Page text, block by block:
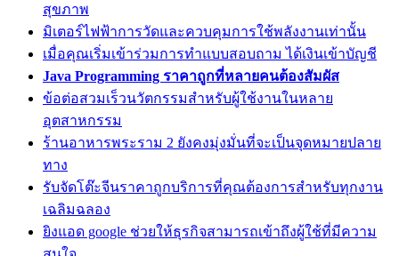
สุขภาพ
มิเตอร์ไฟฟ้าการวัดและควบคุมการใช้พลังงานเท่านั้น
เมื่อคุณเริ่มเข้าร่วมการทำแบบสอบถาม ได้เงินเข้าบัญชี
Java Programming ราคาถูกที่หลายคนต้องสัมผัส
ข้อต่อสวมเร็วนวัตกรรมสำหรับผู้ใช้งานในหลาย
อุตสาหกรรม
ร้านอาหารพระราม 2 ยังคงมุ่งมั่นที่จะเป็นจุดหมายปลาย
ทาง
รับจัดโต๊ะจีนราคาถูกบริการที่คุณต้องการสำหรับทุกงาน
เฉลิมฉลอง
ยิงแอด google ช่วยให้ธุรกิจสามารถเข้าถึงผู้ใช้ที่มีความ